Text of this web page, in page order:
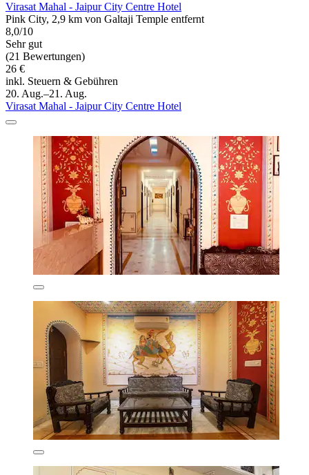
Virasat Mahal - Jaipur City Centre Hotel
Pink City, 2,9 km von Galtaji Temple entfernt
8,0/10
Sehr gut
(21 Bewertungen)
26 €
inkl. Steuern & Gebühren
20. Aug.–21. Aug.
Virasat Mahal - Jaipur City Centre Hotel